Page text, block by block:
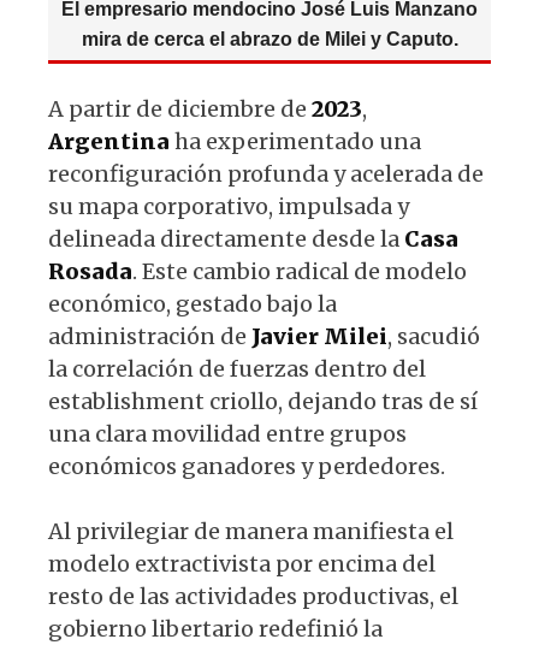
El empresario mendocino José Luis Manzano
mira de cerca el abrazo de Milei y Caputo.
A partir de diciembre de 2023,
Argentina ha experimentado una
reconfiguración profunda y acelerada de
su mapa corporativo, impulsada y
delineada directamente desde la Casa
Rosada. Este cambio radical de modelo
económico, gestado bajo la
administración de Javier Milei, sacudió
la correlación de fuerzas dentro del
establishment criollo, dejando tras de sí
una clara movilidad entre grupos
económicos ganadores y perdedores.
Al privilegiar de manera manifiesta el
modelo extractivista por encima del
resto de las actividades productivas, el
gobierno libertario redefinió la